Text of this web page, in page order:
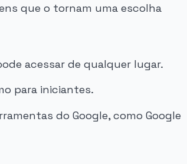
que o tornam uma escolha
acessar de qualquer lugar.
para iniciantes.
do Google, como Google